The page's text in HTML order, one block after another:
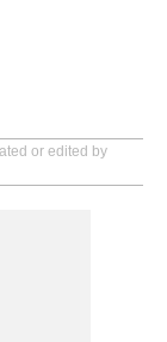
or edited by